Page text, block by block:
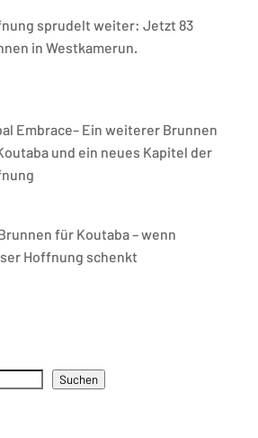
sprudelt weiter: Jetzt 83
in Westkamerun.
Embrace– Ein weiterer Brunnen
und ein neues Kapitel der
für Koutaba – wenn
Hoffnung schenkt
Suchen